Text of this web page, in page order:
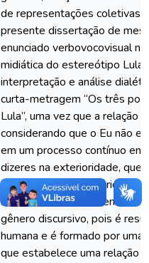
de representações coletivas.
presente dissertação de
enunciado verbovocovisual
midiática do estereótipo
interpretação e análise
curta-metragem “Os três
Lula”, uma vez que a relação
considerando que o Eu não
em um processo contínuo em
dizeres na exterioridade, que
encontro entre interioridades
identidade. Assim, o
gênero discursivo, pois é
humana e é formado por uma
que estabelece uma relação